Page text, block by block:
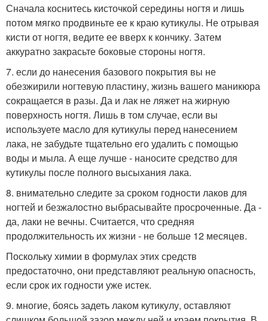
Сначала коснитесь кисточкой середины ногтя и лишь
потом мягко продвиньте ее к краю кутикулы. Не отрывая
кисти от ногтя, ведите ее вверх к кончику. Затем
аккуратно закрасьте боковые стороны ногтя.
7. если до нанесения базового покрытия вы не
обезжирили ногтевую пластину, жизнь вашего маникюра
сокращается в разы. Да и лак не ляжет на жирную
поверхность ногтя. Лишь в том случае, если вы
используете масло для кутикулы перед нанесением
лака, не забудьте тщательно его удалить с помощью
воды и мыла. А еще лучше - наносите средство для
кутикулы после полного высыхания лака.
8. внимательно следите за сроком годности лаков для
ногтей и безжалостно выбрасывайте просроченные. Да -
да, лаки не вечны. Считается, что средняя
продолжительность их жизни - не больше 12 месяцев.
Поскольку химии в формулах этих средств
предостаточно, они представляют реальную опасность,
если срок их годности уже истек.
9. многие, боясь задеть лаком кутикулу, оставляют